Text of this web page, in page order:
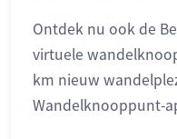
Ontdek nu ook de
virtuele
km nieuw
Wandelknooppunt-